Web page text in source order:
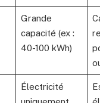
Grande
capacité (ex :
40-100 kWh)
Électricité